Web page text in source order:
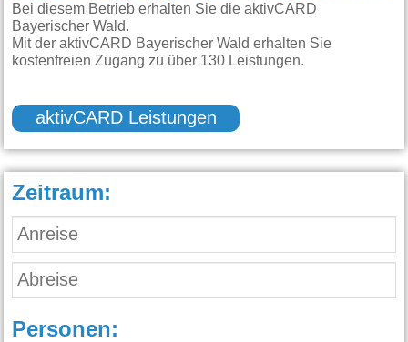
Bei diesem Betrieb erhalten Sie die aktivCARD
Bayerischer Wald.
Mit der aktivCARD Bayerischer Wald erhalten Sie
kostenfreien Zugang zu über 130 Leistungen.
aktivCARD Leistungen
Zeitraum:
Personen: